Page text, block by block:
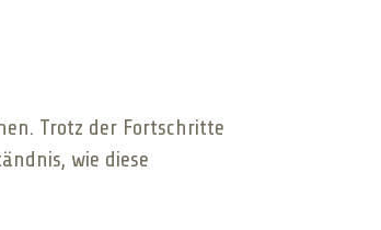
Trotz der Fortschritte
wie diese